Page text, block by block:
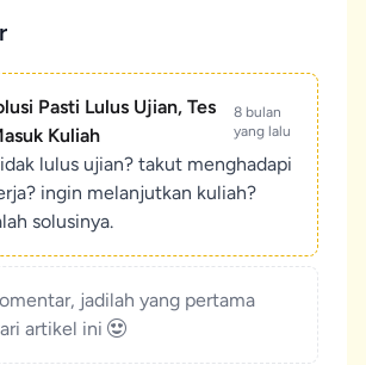
Pasti Lulus Ujian, Tes
Kuliah
8 bulan
yang lalu
lulus ujian? takut menghadapi
ingin melanjutkan kuliah?
solusinya.
jadilah yang pertama
artikel ini